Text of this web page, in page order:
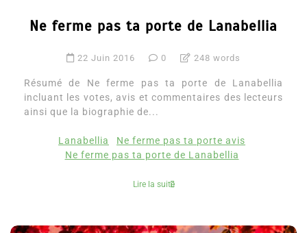
Ne ferme pas ta porte de Lanabellia
22 Juin 2016 0 248 words
Résumé de Ne ferme pas ta porte de Lanabellia
incluant les votes, avis et commentaires des lecteurs
ainsi que la biographie de...
Lanabellia
Ne ferme pas ta porte avis
Ne ferme pas ta porte de Lanabellia
Lire la suite